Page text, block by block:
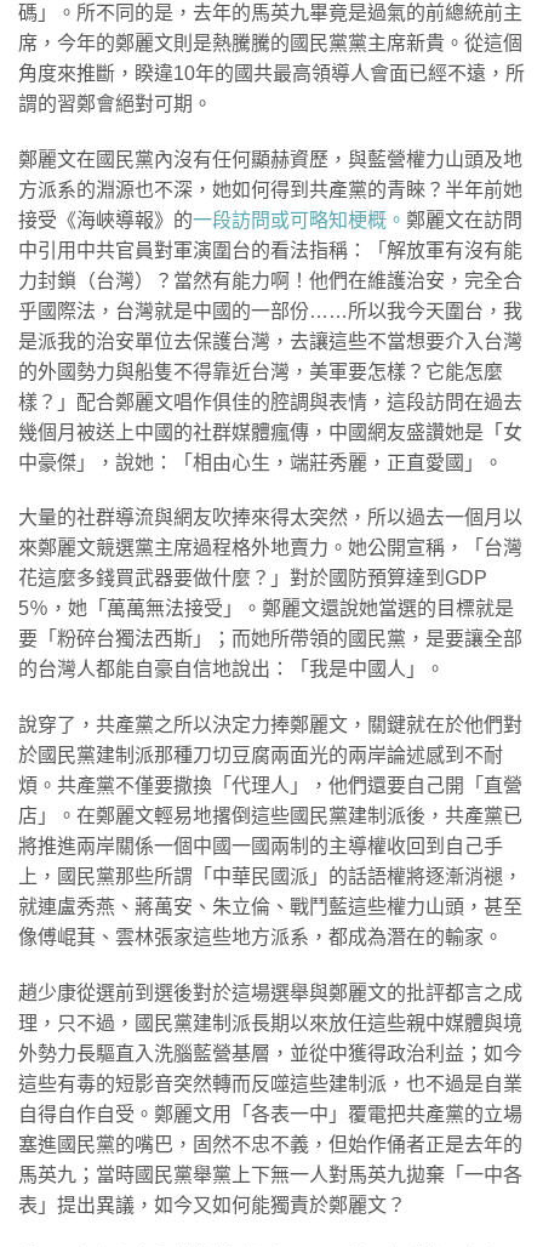
碼」。所不同的是，去年的馬英九畢竟是過氣的前總統前主
席，今年的鄭麗文則是熱騰騰的國民黨黨主席新貴。從這個
角度來推斷，睽違10年的國共最高領導人會面已經不遠，所
謂的習鄭會絕對可期。
鄭麗文在國民黨內沒有任何顯赫資歷，與藍營權力山頭及地
方派系的淵源也不深，她如何得到共產黨的青睞？半年前她
接受《海峽導報》的一段訪問或可略知梗概。 鄭麗文在訪問
中引用中共官員對軍演圍台的看法指稱：「解放軍有沒有能
力封鎖（台灣）？當然有能力啊！他們在維護治安，完全合
乎國際法，台灣就是中國的一部份……所以我今天圍台，我
是派我的治安單位去保護台灣，去讓這些不當想要介入台灣
的外國勢力與船隻不得靠近台灣，美軍要怎樣？它能怎麼
樣？」配合鄭麗文唱作俱佳的腔調與表情，這段訪問在過去
幾個月被送上中國的社群媒體瘋傳，中國網友盛讚她是「女
中豪傑」，說她：「相由心生，端莊秀麗，正直愛國」。
大量的社群導流與網友吹捧來得太突然，所以過去一個月以
來鄭麗文競選黨主席過程格外地賣力。她公開宣稱，「台灣
花這麼多錢買武器要做什麼？」對於國防預算達到GDP
5％，她「萬萬無法接受」。鄭麗文還說她當選的目標就是
要「粉碎台獨法西斯」；而她所帶領的國民黨，是要讓全部
的台灣人都能自豪自信地說出：「我是中國人」。
說穿了，共產黨之所以決定力捧鄭麗文，關鍵就在於他們對
於國民黨建制派那種刀切豆腐兩面光的兩岸論述感到不耐
煩。共產黨不僅要撒換「代理人」，他們還要自己開「直營
店」。在鄭麗文輕易地撂倒這些國民黨建制派後，共產黨已
將推進兩岸關係一個中國一國兩制的主導權收回到自己手
上，國民黨那些所謂「中華民國派」的話語權將逐漸消褪，
就連盧秀燕、蔣萬安、朱立倫、戰鬥藍這些權力山頭，甚至
像傅崐萁、雲林張家這些地方派系，都成為潛在的輸家。
趙少康從選前到選後對於這場選舉與鄭麗文的批評都言之成
理，只不過，國民黨建制派長期以來放任這些親中媒體與境
外勢力長驅直入洗腦藍營基層，並從中獲得政治利益；如今
這些有毒的短影音突然轉而反噬這些建制派，也不過是自業
自得自作自受。鄭麗文用「各表一中」覆電把共產黨的立場
塞進國民黨的嘴巴，固然不忠不義，但始作俑者正是去年的
馬英九；當時國民黨舉黨上下無一人對馬英九拋棄「一中各
表」提出異議，如今又如何能獨責於鄭麗文？